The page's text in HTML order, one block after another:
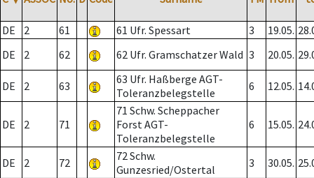
DE 2 61 61 Ufr. Spessart 3 19.05.
DE
2 62 62 Ufr. Gramschatzer Wald 3 20.05.
DE 2 63
63 Ufr. Haßberge AGT-
Toleranzbelegstelle
6 12.05.
DE 2 71
71 Schw. Scheppacher
Forst AGT-
Toleranzbelegstelle
6 15.05.
DE 2 72
72 Schw.
Gunzesried/Ostertal
3 30.05.